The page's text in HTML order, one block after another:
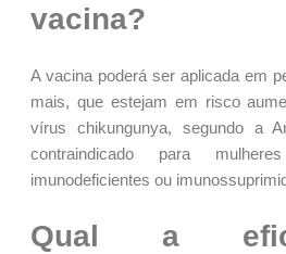
vacina?
A vacina poderá ser aplicada em
mais, que estejam em risco
vírus chikungunya, segundo a
contraindicado para
imunodeficientes ou
Qual a